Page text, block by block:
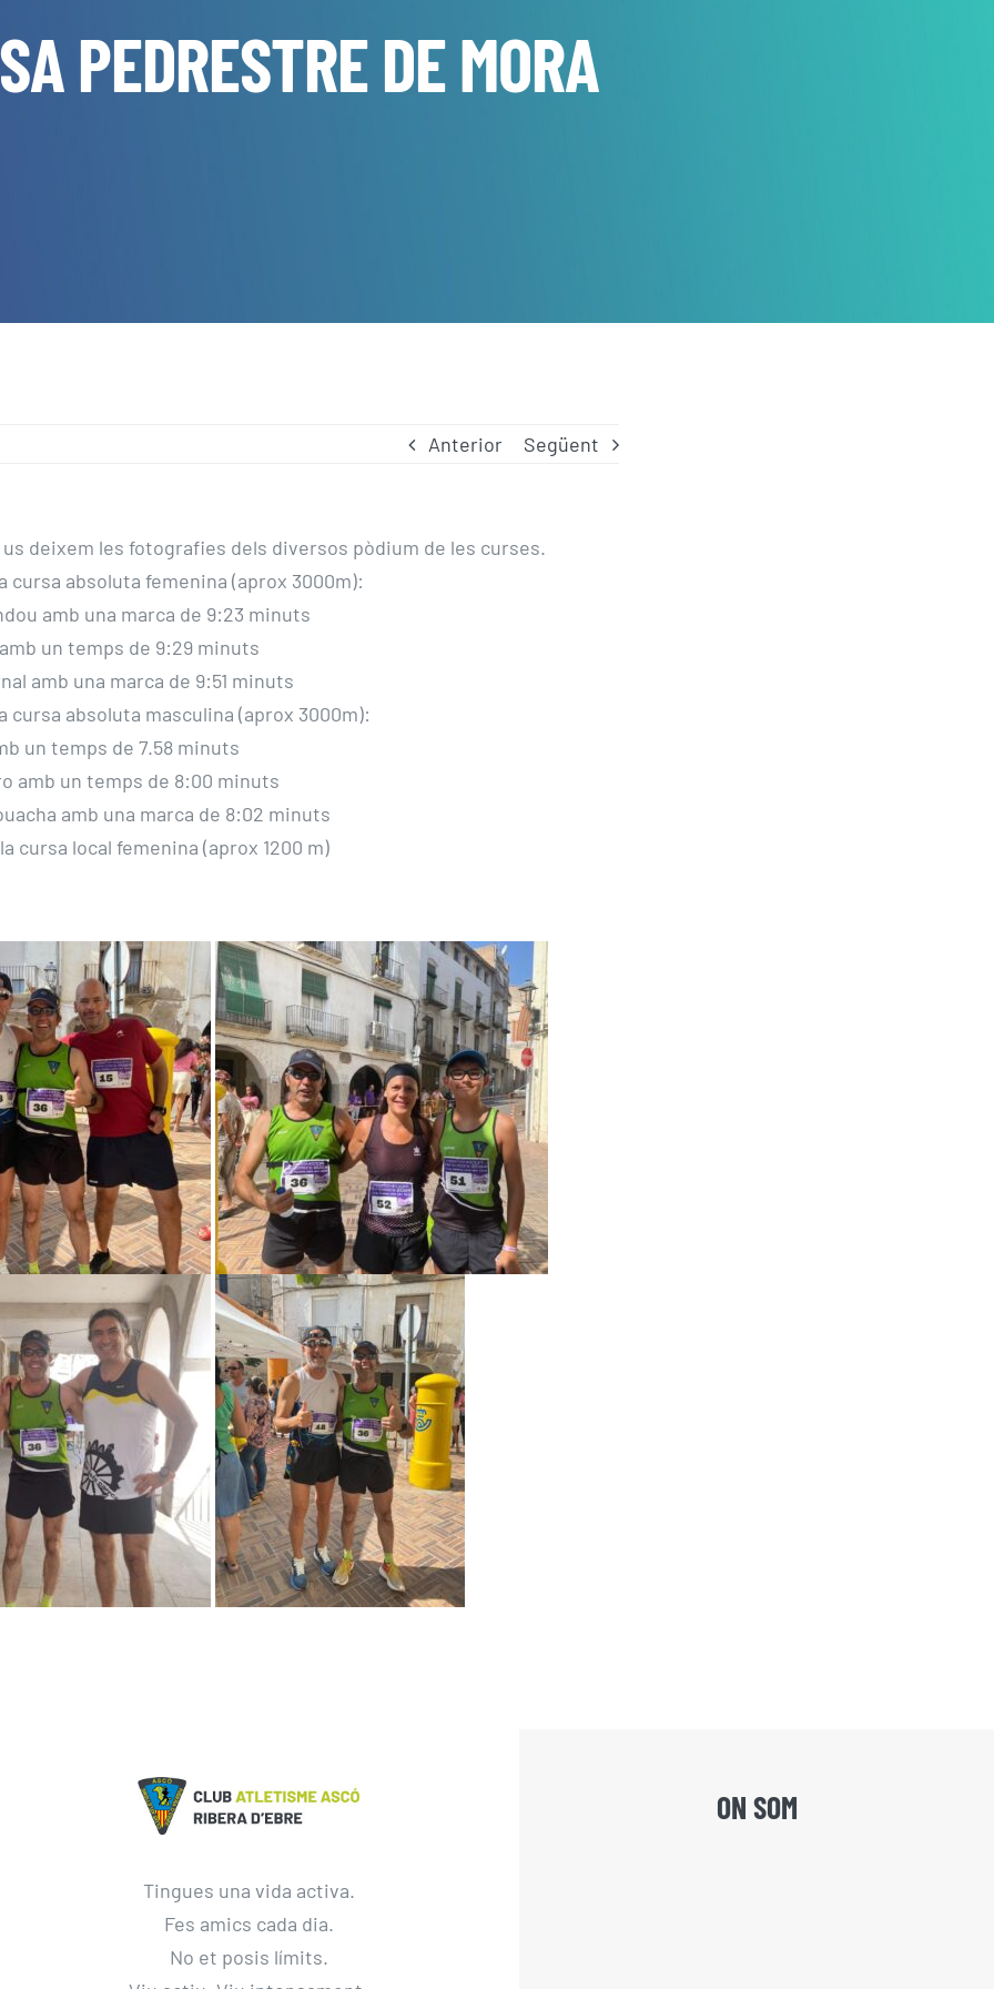
PEDRESTRE DE MORA
Anterior Següent
deixem les fotografies dels diversos pòdium de les curses.
cursa absoluta femenina (aprox 3000m):
amb una marca de 9:23 minuts
un temps de 9:29 minuts
amb una marca de 9:51 minuts
cursa absoluta masculina (aprox 3000m):
un temps de 7.58 minuts
amb un temps de 8:00 minuts
amb una marca de 8:02 minuts
cursa local femenina (aprox 1200 m)
Tingues una vida activa.
Fes amics cada dia.
No et posis límits.
ON SOM